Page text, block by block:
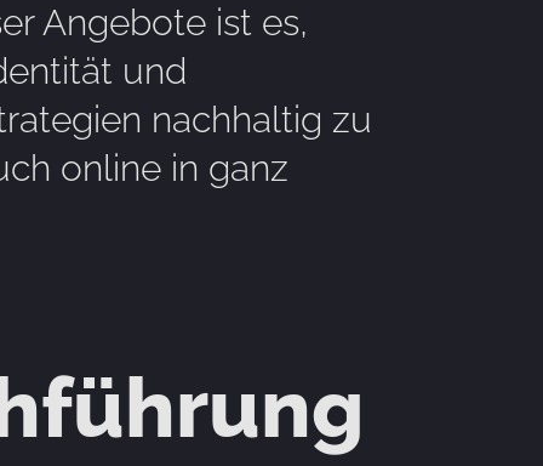
Angebote ist es,
und
nachhaltig zu
online in ganz